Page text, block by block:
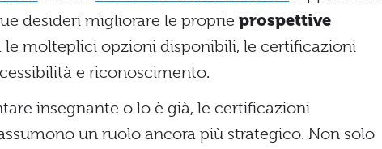
desideri migliorare le proprie prospettive
le molteplici opzioni disponibili, le certificazioni
e riconoscimento.
insegnante o lo è già, le certificazioni
un ruolo ancora più strategico. Non solo